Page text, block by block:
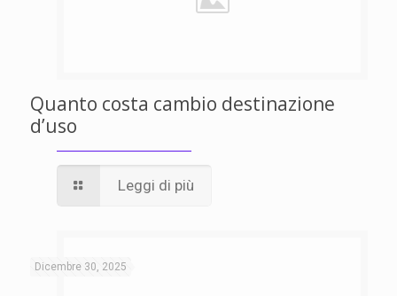
Quanto costa cambio destinazione
d’uso
Leggi di più
Dicembre 30, 2025